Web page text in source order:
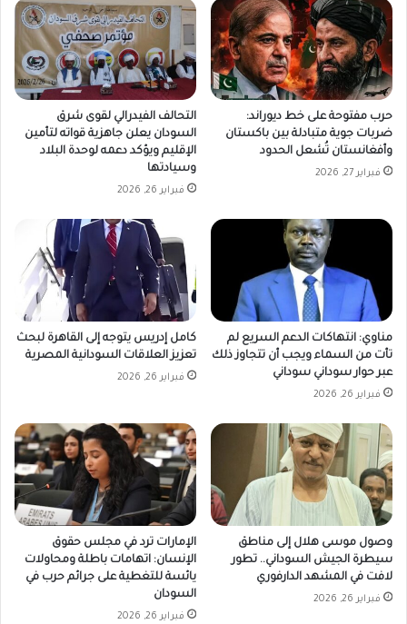
حرب مفتوحة على خط ديوراند:
ضربات جوية متبادلة بين باكستان
وأفغانستان تُشعل الحدود
فبراير 27, 2026
التحالف الفيدرالي لقوى شرق
السودان يعلن جاهزية قواته لتأمين
الإقليم ويؤكد دعمه لوحدة البلاد
وسيادتها
فبراير 26, 2026
مناوي: انتهاكات الدعم السريع لم
تأت من السماء ويجب أن تتجاوز ذلك
عبر حوار سوداني سوداني
فبراير 26, 2026
كامل إدريس يتوجه إلى القاهرة لبحث
تعزيز العلاقات السودانية المصرية
فبراير 26, 2026
وصول موسى هلال إلى مناطق
سيطرة الجيش السوداني.. تطور
لافت في المشهد الدارفوري
فبراير 26, 2026
الإمارات ترد في مجلس حقوق
الإنسان: اتهامات باطلة ومحاولات
يائسة للتغطية على جرائم حرب في
السودان
فبراير 26, 2026